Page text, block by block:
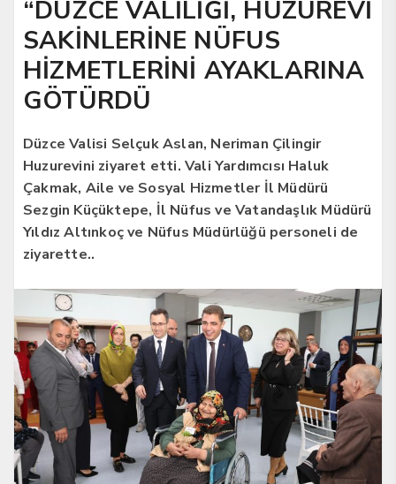
“DÜZCE VALİLİĞİ, HUZUREVİ
SAKİNLERİNE NÜFUS
HİZMETLERİNİ AYAKLARINA
GÖTÜRDÜ
Düzce Valisi Selçuk Aslan, Neriman Çilingir
Huzurevini ziyaret etti. Vali Yardımcısı Haluk
Çakmak, Aile ve Sosyal Hizmetler İl Müdürü
Sezgin Küçüktepe, İl Nüfus ve Vatandaşlık Müdürü
Yıldız Altınkoç ve Nüfus Müdürlüğü personeli de
ziyarette..